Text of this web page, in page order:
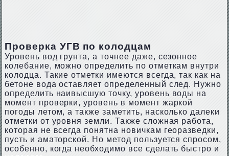
Проверка УГВ по колодцам
Уровень вод грунта, а точнее даже, сезонное
колебание, можно определить по отметкам внутри
колодца. Такие отметки имеются всегда, так как на
бетоне вода оставляет определенный след. Нужно
определить наивысшую точку, уровень воды на
момент проверки, уровень в момент жаркой
погоды летом, а также заметить, насколько далеки
отметки от уровня земли. Также сложная работа,
которая не всегда понятна новичкам георазведки,
пусть и аматорской. Но метод пользуется спросом,
особенно, когда необходимо все сделать быстро и